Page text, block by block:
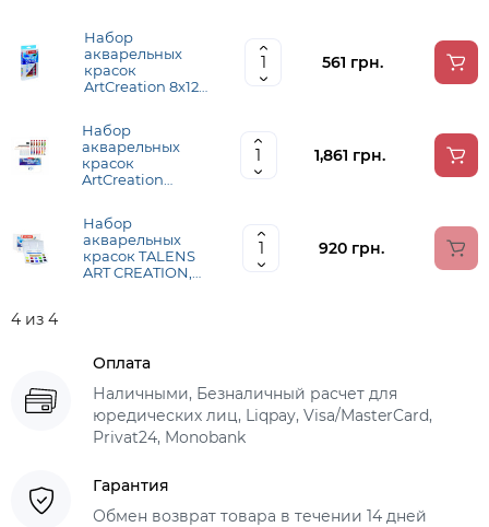
Набор
акварельных
красок
ArtCreation 8х12
561 грн.
Набор
акварельных
красок
ArtCreation
кисточки 2шт,
карандаш,
клячка, Royal
Talens
1,861 грн.
Набор
акварельных
красок TALENS
ART CREATION,
920 грн.
4 из 4
Оплата
Наличными, Безналичный расчет для
юредических лиц, Liqpay, Visa/MasterCard,
Privat24, Monobank
Гарантия
Обмен возврат товара в течении 14 дней